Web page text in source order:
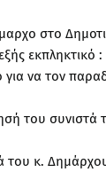
στο
εκπληκτικό :
να τον
του συνιστά
κ.